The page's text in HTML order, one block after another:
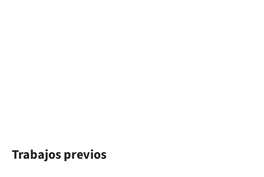
Trabajos previos